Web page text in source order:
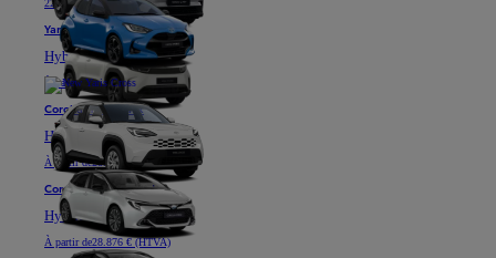
22.811 €
Yaris Cross
Hybride
À partir de25.576 € (HTVA)
Corolla Hatchback
Hybride
À partir de28.901 € (HTVA)
Corolla Touring Sports
Hybride
À partir de28.876 € (HTVA)